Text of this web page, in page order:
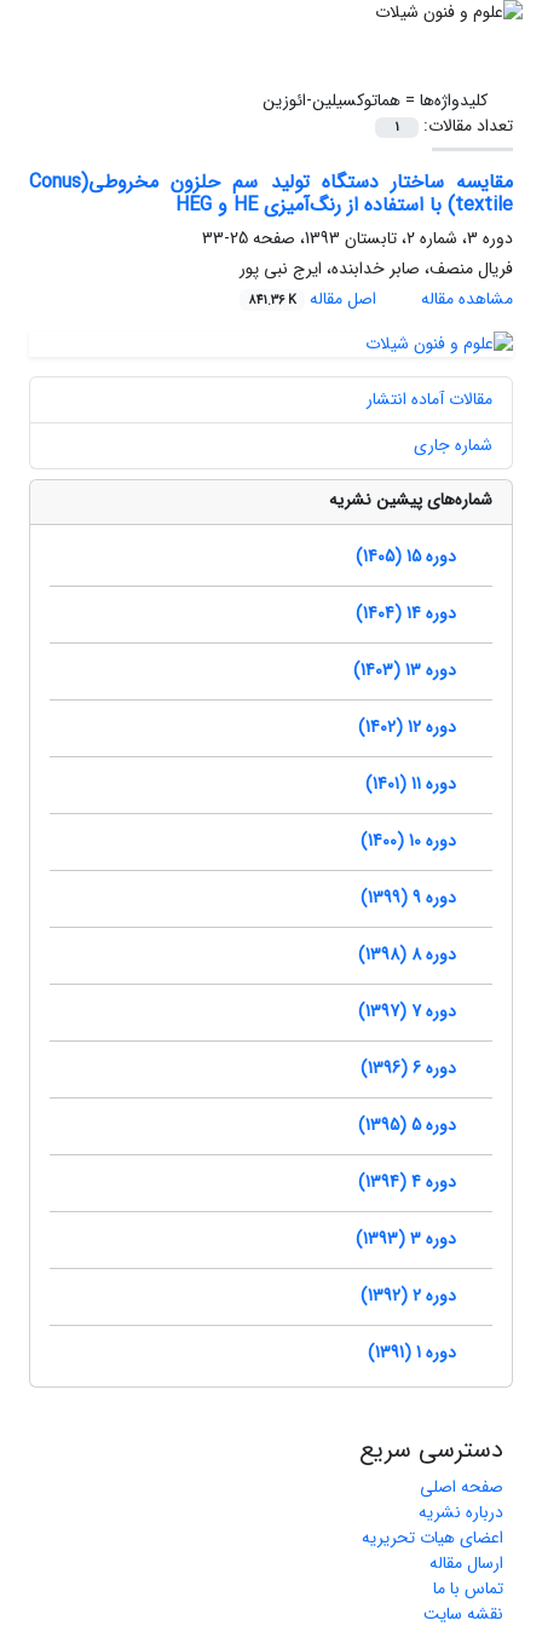
کلیدواژه‌ها =هماتوکسیلین-ائوزین
تعداد مقالات:
1
مقایسه ساختار دستگاه تولید سم حلزون مخروطی(Conus
textile) با استفاده از رنگ‌آمیزی HE و HEG
دوره 3، شماره 2، تابستان 1393، صفحه
25-33
فریال منصف، صابر خدابنده، ایرج نبی پور
مشاهده مقاله
اصل مقاله 841.36 K
مقالات آماده انتشار
شماره جاری
شماره‌های پیشین نشریه
دوره 15 (1405)
دوره 14 (1404)
دوره 13 (1403)
دوره 12 (1402)
دوره 11 (1401)
دوره 10 (1400)
دوره 9 (1399)
دوره 8 (1398)
دوره 7 (1397)
دوره 6 (1396)
دوره 5 (1395)
دوره 4 (1394)
دوره 3 (1393)
دوره 2 (1392)
دوره 1 (1391)
دسترسی سریع
صفحه اصلی
درباره نشریه
اعضای هیات تحریریه
ارسال مقاله
تماس با ما
نقشه سایت